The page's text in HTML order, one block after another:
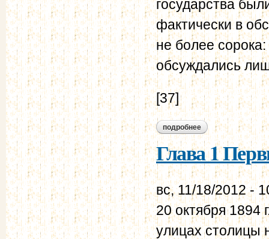
государства
фактически в
не более
обсуждались
[37]
подробнее о глава 2
Глава 1
вс, 11/18/2012 -
20 октября 1894
улицах столицы